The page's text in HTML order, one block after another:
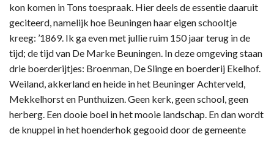
kon komen in Tons toespraak. Hier deels de essentie daaruit
geciteerd, namelijk hoe Beuningen haar eigen schooltje
kreeg: ’1869. Ik ga even met jullie ruim 150 jaar terug in de
tijd; de tijd van De Marke Beuningen. In deze omgeving staan
drie boerderijtjes: Broenman, De Slinge en boerderij Ekelhof.
Weiland, akkerland en heide in het Beuninger Achterveld,
Mekkelhorst en Punthuizen. Geen kerk, geen school, geen
herberg. Een dooie boel in het mooie landschap. En dan wordt
de knuppel in het hoenderhok gegooid door de gemeente